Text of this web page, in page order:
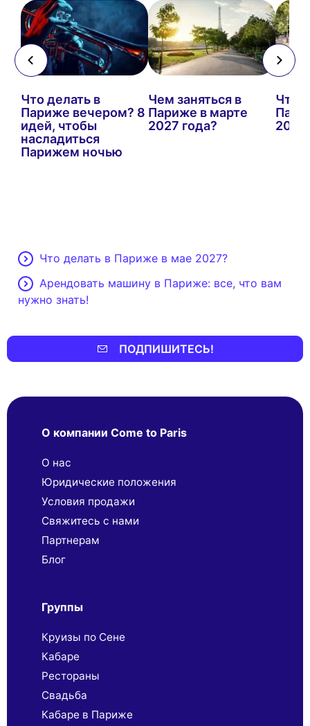
Что делать в
Париже вечером? 8
идей, чтобы
насладиться
Парижем ночью
Чем заняться в
Париже в марте
2027 года?
Что
Что делать в Париже в мае 2027?
Арендовать машину в Париже: все, что вам
нужно знать!
ПОДПИШИТЕСЬ!
О компании Come to Paris
О нас
Юридические положения
Условия продажи
Свяжитесь с нами
Партнерaм
Блог
Группы
Круизы по Сене
Кабаре
Рестораны
Свадьба
Кабаре в Париже